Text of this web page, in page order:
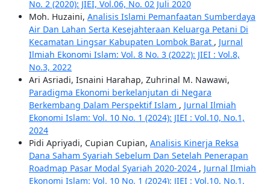
No. 2 (2020): JIEI, Vol.06, No. 02 Juli 2020
Moh. Huzaini, Analisis Islami Pemanfaatan Sumberdaya
Air Dan Lahan Serta Kesejahteraan Keluarga Petani Di
Kecamatan Lingsar Kabupaten Lombok Barat , Jurnal
Ilmiah Ekonomi Islam: Vol. 8 No. 3 (2022): JIEI : Vol.8,
No.3, 2022
Ari Asriadi, Isnaini Harahap, Zuhrinal M. Nawawi,
Paradigma Ekonomi berkelanjutan di Negara
Berkembang Dalam Perspektif Islam , Jurnal Ilmiah
Ekonomi Islam: Vol. 10 No. 1 (2024): JIEI : Vol.10, No.1,
2024
Pidi Apriyadi, Cupian Cupian, Analisis Kinerja Reksa
Dana Saham Syariah Sebelum Dan Setelah Penerapan
Roadmap Pasar Modal Syariah 2020-2024 , Jurnal Ilmiah
Ekonomi Islam: Vol. 10 No. 1 (2024): JIEI : Vol.10, No.1,